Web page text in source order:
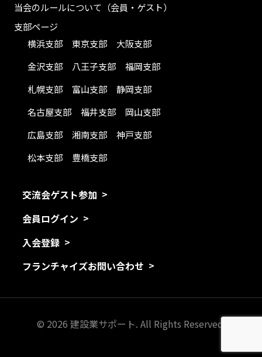
当会のルールについて（会員・ゲスト）
支部ページ
横浜支部
東京支部
大阪支部
金沢支部
八王子支部
福岡支部
札幌支部
富山支部
静岡支部
名古屋支部
福井支部
岡山支部
広島支部
湘南支部
神戸支部
松本支部
豊橋支部
交流会ゲスト参加
会員ログイン
入会登録
フランチャイズお問い合わせ
© 2026 建設業サポート. All Rights Reserved.